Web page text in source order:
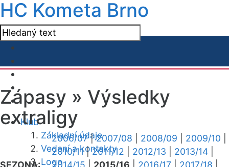
HC Kometa Brno
Klub
Základní údaje
Vedení a kontakty
Logo
Zápasy » Výsledky
extraligy
SEZONA:
2006/07|2007/08 2008/09 2009/10
2010/11|2011/12 2012/13 2013/14
2014/15
2015/16 2016/17 2017/18